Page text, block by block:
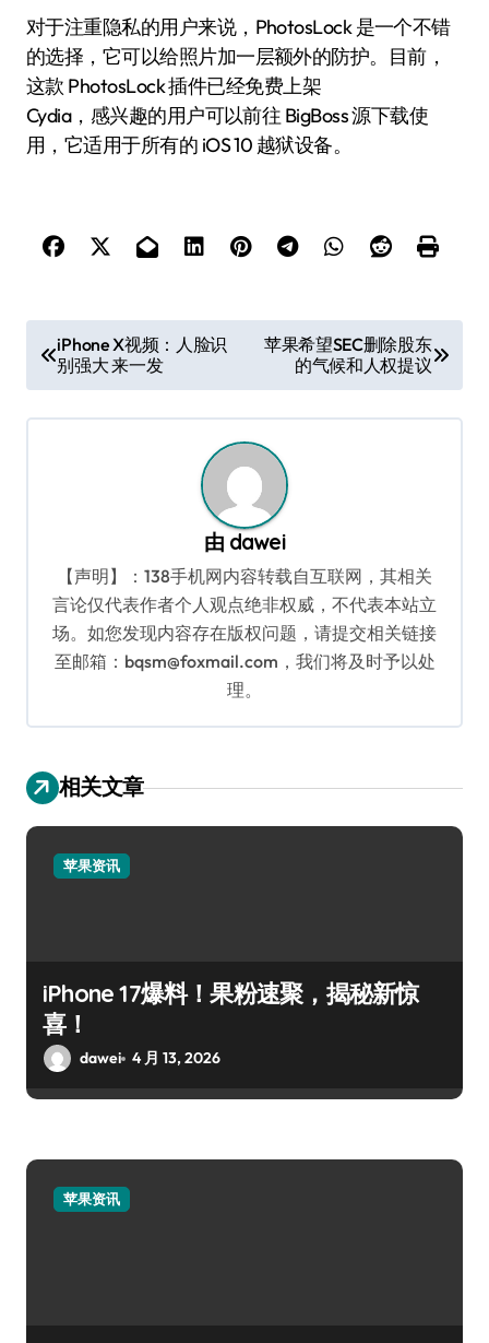
对于注重隐私的用户来说，PhotosLock 是一个不错
的选择，它可以给照片加一层额外的防护。目前，
这款 PhotosLock 插件已经免费上架
Cydia，感兴趣的用户可以前往 BigBoss 源下载使
用，它适用于所有的 iOS 10 越狱设备。
章
导
iPhone X视频：人脸识
别强大 来一发
苹果希望SEC删除股东
的气候和人权提议
由 dawei
【声明】：138手机网内容转载自互联网，其相关
言论仅代表作者个人观点绝非权威，不代表本站立
场。如您发现内容存在版权问题，请提交相关链接
至邮箱：bqsm@foxmail.com，我们将及时予以处
理。
相关文章
苹果资讯
iPhone 17爆料！果粉速聚，揭秘新惊
喜！
dawei 4 月 13, 2026
苹果资讯